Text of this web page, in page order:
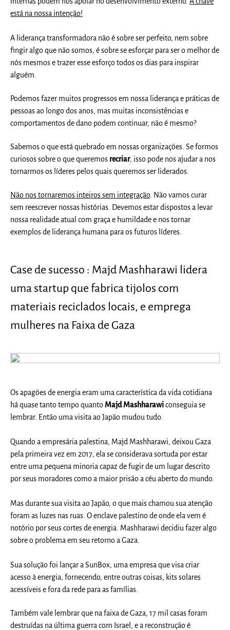
está na nossa intenção!
A liderança transformadora não é sobre ser perfeito, nem sobre
fingir algo que não somos, é sobre se esforçar para ser o melhor de
nós mesmos e trazer esse esforço todos os dias para inspirar
alguém.
Podemos fazer muitos progressos em nossa liderança e práticas de
pessoas ao longo dos anos, mas muitas inconsistências e
comportamentos de dano podem continuar, não é mesmo?
Sabemos o que está quebrado em nossas organizações. Se formos
curiosos sobre o que queremos recriar, isso pode nos ajudar a nos
tornarmos os líderes pelos quais queremos ser liderados.
Não nos tornaremos inteiros sem integração. Não vamos curar
sem reescrever nossas histórias. Devemos estar dispostos a levar
nossa realidade atual com graça e humildade e nos tornar
exemplos de liderança humana para os futuros líderes.
Case de sucesso : Majd Mashharawi lidera
uma startup que fabrica tijolos com
materiais reciclados locais, e emprega
mulheres na Faixa de Gaza
Os apagões de energia eram uma característica da vida cotidiana
há quase tanto tempo quanto Majd Mashharawiconseguia se
lembrar. Então uma visita ao Japão mudou tudo.
Quando a empresária palestina, Majd Mashharawi, deixou Gaza
pela primeira vez em 2017, ela se considerava sortuda por estar
entre uma pequena minoria capaz de fugir de um lugar descrito
por seus moradores como a maior prisão a céu aberto do mundo.
Mas durante sua visita ao Japão, o que mais chamou sua atenção
foram as luzes nas ruas. O enclave palestino de onde ela vem é
notório por seus cortes de energia. Mashharawi decidiu fazer algo
sobre o problema em seu retorno a Gaza.
Sua solução foi lançar a SunBox, uma empresa que visa criar
acesso à energia, fornecendo, entre outras coisas, kits solares
acessíveis e fora da rede para as famílias.
Também vale lembrar que na faixa de Gaza, 17 mil casas foram
destruídas na última guerra com Israel, e a reconstrução é